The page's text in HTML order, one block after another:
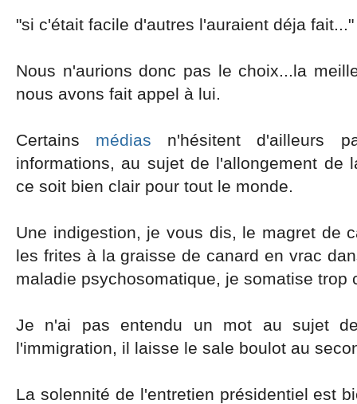
"si c'était facile d'autres l'auraient déja fait..."
Nous n'aurions donc pas le choix...la
nous avons fait appel à lui.
Certains médias n'hésitent d'ailleurs
informations, au sujet de l'allongement de
ce soit bien clair pour tout le monde.
Une indigestion, je vous dis, le magret de
les frites à la graisse de canard en vrac
maladie psychosomatique, je somatise trop
Je n'ai pas entendu un mot au sujet
l'immigration, il laisse le sale boulot au
La solennité de l'entretien présidentiel est